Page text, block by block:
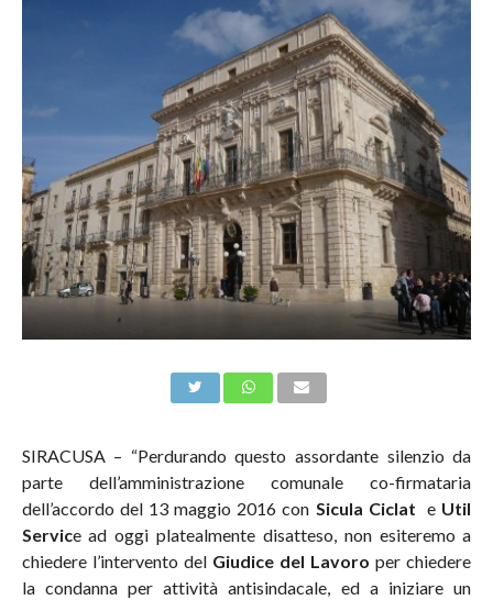
SIRACUSA – “Perdurando questo assordante silenzio da
parte dell’amministrazione comunale co-firmataria
dell’accordo del 13 maggio 2016 con Sicula Ciclat e Util
Service ad oggi platealmente disatteso, non esiteremo a
chiedere l’intervento del Giudice del Lavoro per chiedere
la condanna per attività antisindacale, ed a iniziare un